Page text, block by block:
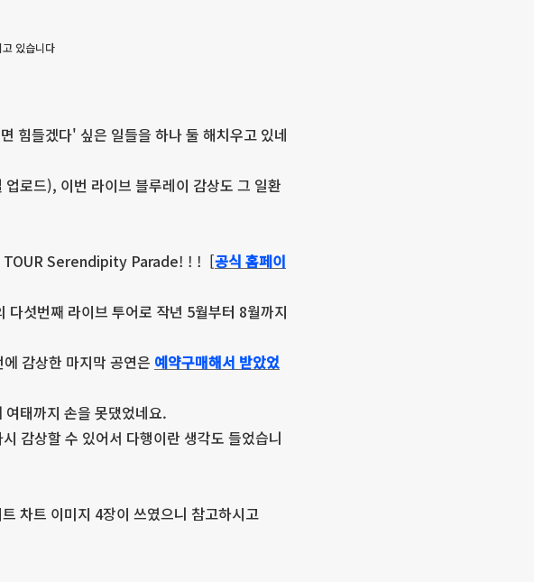
있습니다
힘들겠다' 싶은 일들을 하나 둘 해치우고 있네
로드), 이번 라이브 블루레이 감상도 그 일환
TOUR Serendipity Parade! ! ! [공식 홈페이
섯번째 라이브 투어로 작년 5월부터 8월까지
감상한 마지막 공연은 예약구매해서 받았었
태까지 손을 못댔었네요.
감상할 수 있어서 다행이란 생각도 들었습니
차트 이미지 4장이 쓰였으니 참고하시고